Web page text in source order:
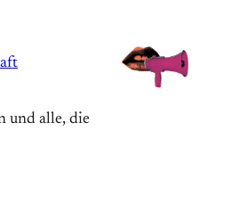
und alle, die